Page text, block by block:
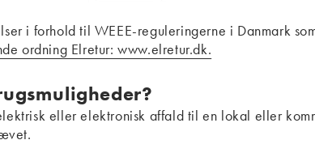
i forhold til WEEE-reguleringerne i Danmark
ordning Elretur: www.elretur.dk.
eller elektronisk affald til en lokal eller